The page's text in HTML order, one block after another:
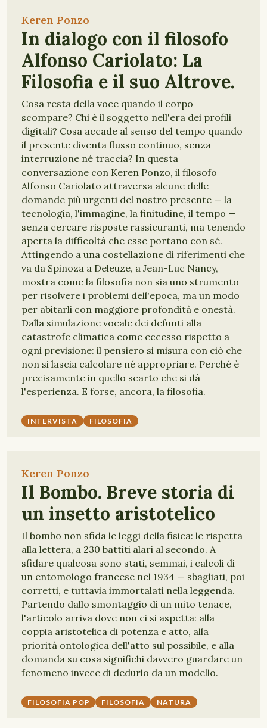
Keren Ponzo
In dialogo con il filosofo
Alfonso Cariolato: La
Filosofia e il suo Altrove.
Cosa resta della voce quando il corpo
scompare? Chi è il soggetto nell'era dei profili
digitali? Cosa accade al senso del tempo quando
il presente diventa flusso continuo, senza
interruzione né traccia? In questa
conversazione con Keren Ponzo, il filosofo
Alfonso Cariolato attraversa alcune delle
domande più urgenti del nostro presente — la
tecnologia, l'immagine, la finitudine, il tempo —
senza cercare risposte rassicuranti, ma tenendo
aperta la difficoltà che esse portano con sé.
Attingendo a una costellazione di riferimenti che
va da Spinoza a Deleuze, a Jean-Luc Nancy,
mostra come la filosofia non sia uno strumento
per risolvere i problemi dell'epoca, ma un modo
per abitarli con maggiore profondità e onestà.
Dalla simulazione vocale dei defunti alla
catastrofe climatica come eccesso rispetto a
ogni previsione: il pensiero si misura con ciò che
non si lascia calcolare né appropriare. Perché è
precisamente in quello scarto che si dà
l'esperienza. E forse, ancora, la filosofia.
INTERVISTA FILOSOFIA
Keren Ponzo
Il Bombo. Breve storia di
un insetto aristotelico
Il bombo non sfida le leggi della fisica: le rispetta
alla lettera, a 230 battiti alari al secondo. A
sfidare qualcosa sono stati, semmai, i calcoli di
un entomologo francese nel 1934 — sbagliati, poi
corretti, e tuttavia immortalati nella leggenda.
Partendo dallo smontaggio di un mito tenace,
l'articolo arriva dove non ci si aspetta: alla
coppia aristotelica di potenza e atto, alla
priorità ontologica dell'atto sul possibile, e alla
domanda su cosa significhi davvero guardare un
fenomeno invece di dedurlo da un modello.
FILOSOFIA POP FILOSOFIA NATURA